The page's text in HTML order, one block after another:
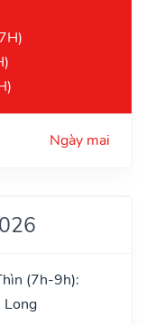
Ngày mai
(7h-9h):
Long